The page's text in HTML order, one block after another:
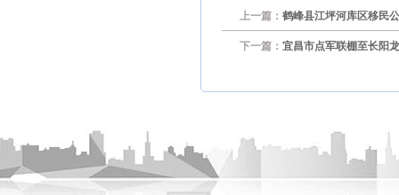
上一篇： 鹤峰县江坪河库区移民
下一篇： 宜昌市点军联棚至长阳